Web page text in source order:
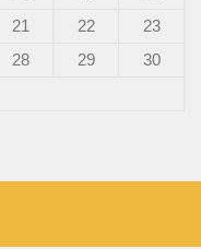
21 22
23
28 29
30